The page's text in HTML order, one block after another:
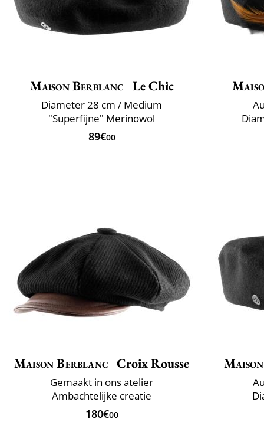
Maison Berblanc Le Chic
Diameter 28 cm / Medium
"Superfijne" Merinowol
89€00
Maison Berblanc Croix Rousse
Gemaakt in ons atelier
Ambachtelijke creatie
180€00